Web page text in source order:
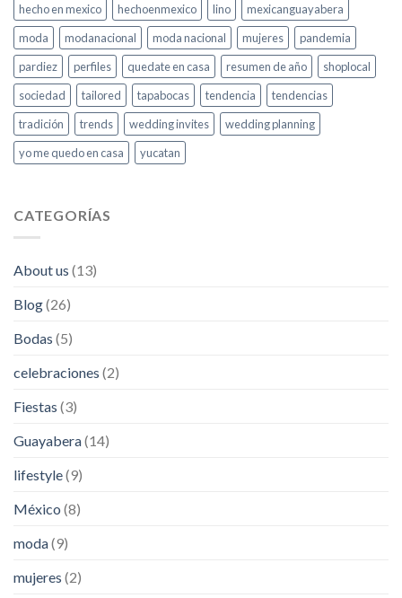
hecho en mexico
hechoenmexico lino
mexicanguayabera
moda
modanacional moda nacional mujeres
pandemia
pardiez
perfiles quedate en casa resumen de año
shoplocal
sociedad
tailored tapabocas tendencia
tendencias
tradición
trends wedding invites
wedding planning
yo me quedo en casa
yucatan
CATEGORÍAS
About us (13)
Blog(26)
Bodas (5)
celebraciones (2)
Fiestas (3)
Guayabera(14)
lifestyle(9)
México (8)
moda(9)
mujeres (2)